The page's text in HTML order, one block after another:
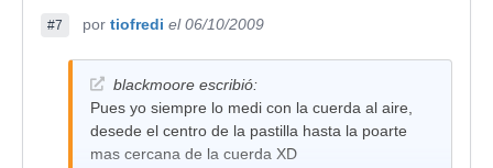
#7 por tiofredi el 06/10/2009
blackmoore escribió:
Pues yo siempre lo medi con la cuerda al aire,
desede el centro de la pastilla hasta la poarte
mas cercana de la cuerda XD